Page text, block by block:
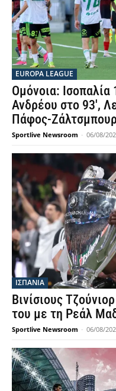
EUROPA LEAGUE
Ομόνοια: Ισοπαλία
Ανδρέου στο 93′,
Πάφος-
Sportlive Newsroom - 06/08/
ΙΣΠΑΝΙΑ
Βινίσιους
του με τη Ρεάλ
Sportlive Newsroom - 06/08/